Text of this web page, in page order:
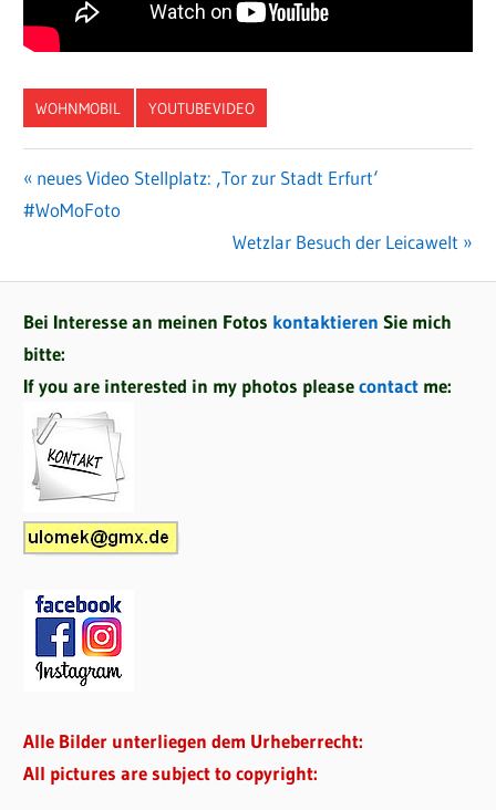
WOHNMOBIL YOUTUBEVIDEO
Beitragsnavigation
Vorheriger
Beitrag:
neues Video Stellplatz: ‚Tor zur Stadt Erfurt‘
#WoMoFoto
Nächster
Wetzlar Besuch der Leicawelt
Bei Interesse an meinen Fotos kontaktieren Sie mich
bitte:
If you are interested in my photos pleasecontact me:
Alle Bilder unterliegen dem Urheberrecht:
All pictures are subject to copyright: